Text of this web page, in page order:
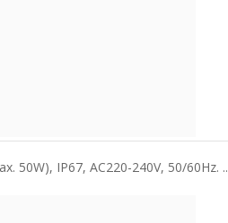
50W), IP67, AC220-240V, 50/60Hz. ..